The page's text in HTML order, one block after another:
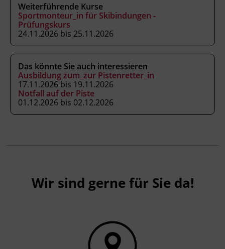
Kursformat
Präsenzunterricht
Leitung
Fachtrainer_in
Abschluss
Kursbesuchsbestätigung
Hinweis
erteilt der Verband der Sportartikelerzeuger
Weiterführende Kurse
Sportmonteur_in für Skibindungen -
Prüfungskurs
24.11.2026 bis 25.11.2026
Das könnte Sie auch interessieren
Ausbildung zum_zur Pistenretter_in
17.11.2026 bis 19.11.2026
Notfall auf der Piste
01.12.2026 bis 02.12.2026
Wir sind gerne für Sie da!